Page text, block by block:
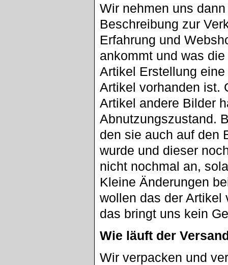
Wir nehmen uns
Beschreibung zur
Erfahrung und
ankommt und was
Artikel Erstellung
Artikel vorhanden ist.
Artikel andere Bilder
Abnutzungszustand.
den sie auch auf den
wurde und dieser
nicht nochmal an,
Kleine Änderungen
wollen das der Artikel
das bringt uns kein
Wie läuft der
Wir verpacken und